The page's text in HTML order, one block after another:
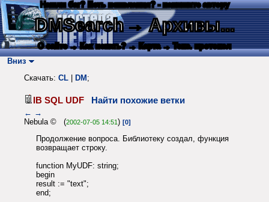
Нашли баг? Есть пожелания? - напишите автору
DMSearch→ Архивы...
О сайте → Как искать? → Карта → Текс. протокол
Вниз
Скачать: CL DM ;
IB SQL UDF Найти похожие ветки
← →
Nebula © (2002-07-05 14:51) [0]
Продолжение вопроса. Библиотеку создал, функция
возвращает строку.
function MyUDF: string;
begin
result := "text";
end;